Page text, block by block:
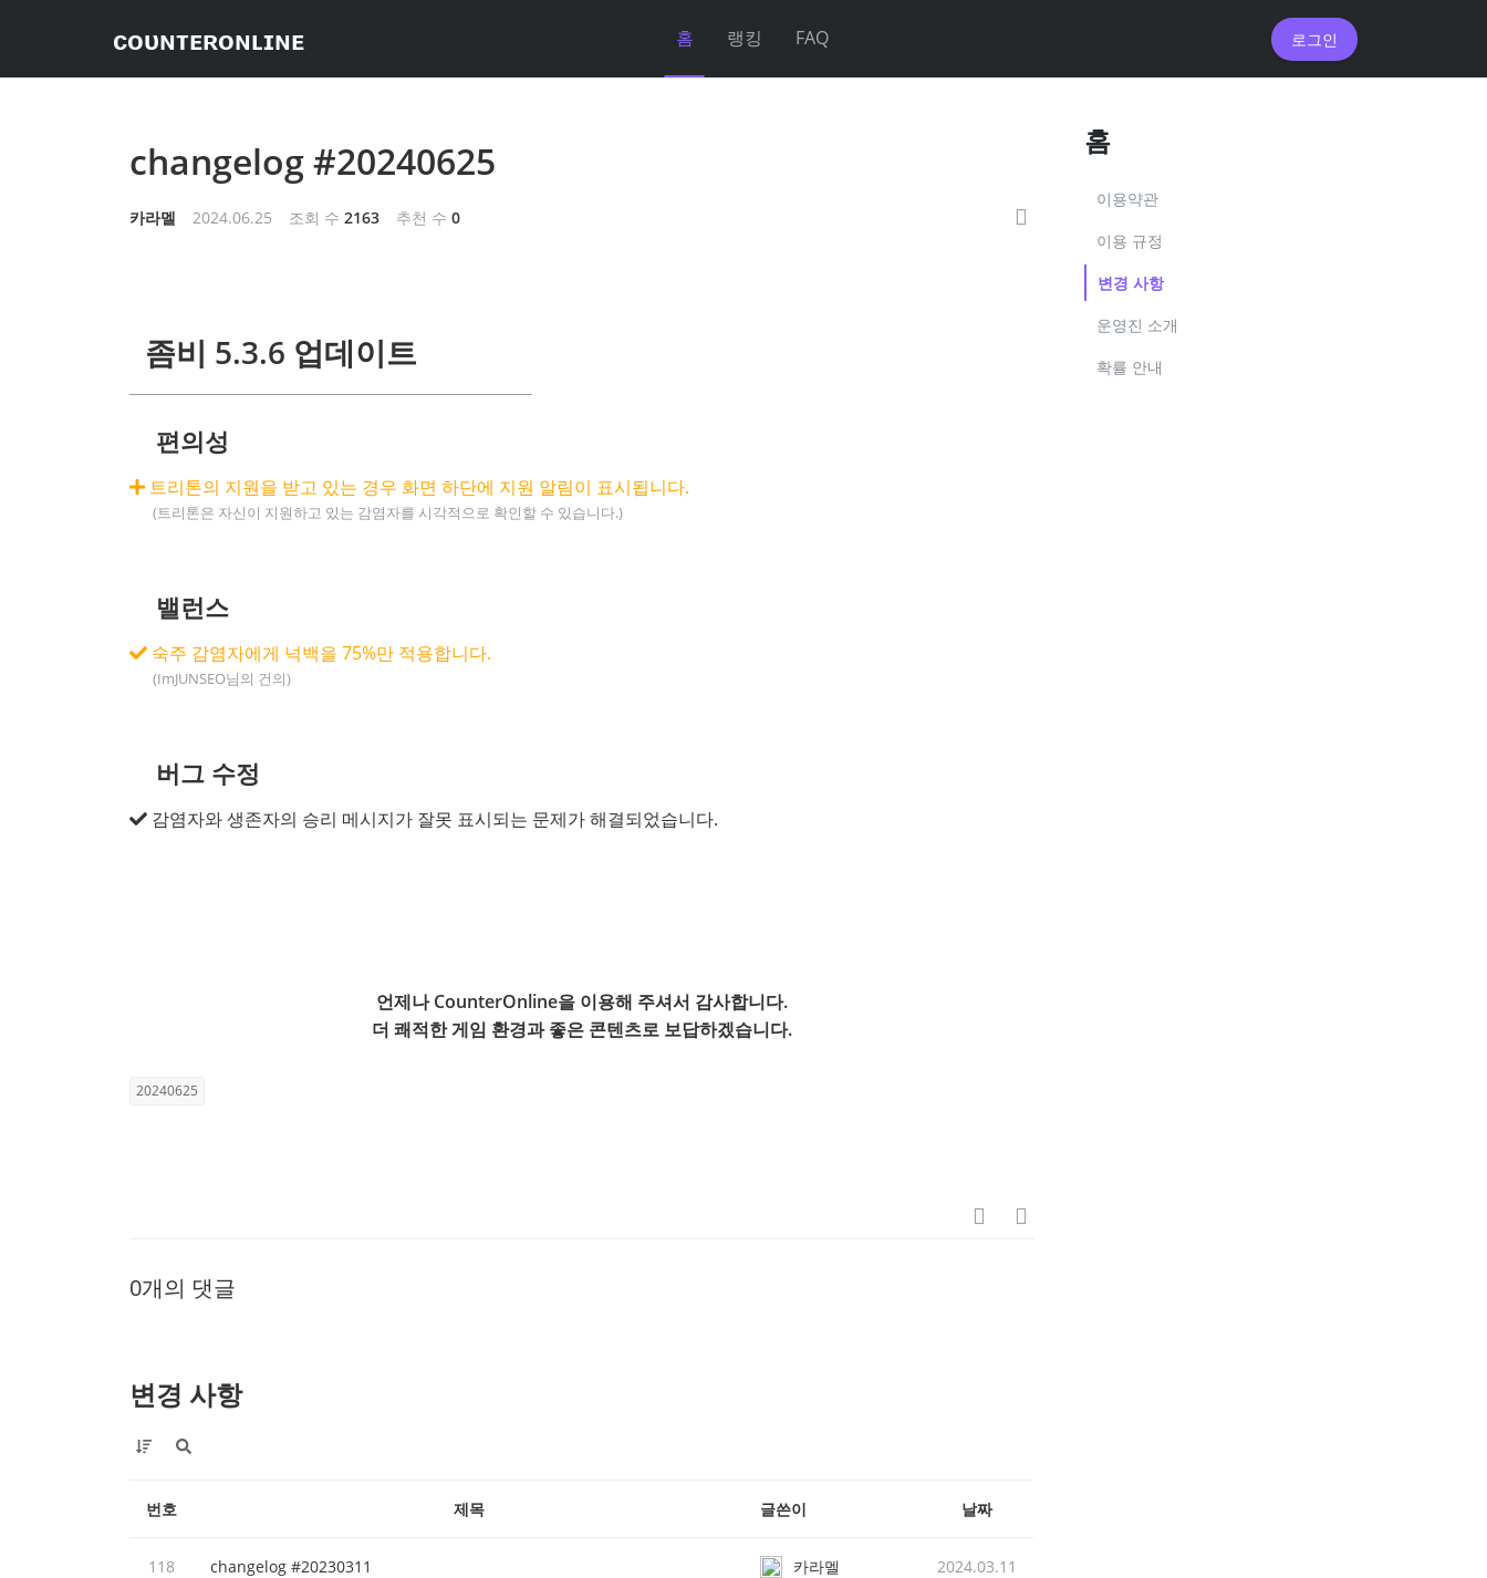
ᴄᴏᴜɴᴛᴇʀᴏɴʟɪɴᴇ 홈 랭킹 FAQ 로그인
changelog #20240625
카라멜 2024.06.25 조회 수 2163 추천 수 0
좀비 5.3.6 업데이트
편의성
트리톤의 지원을 받고 있는 경우 화면 하단에 지원 알림이 표시됩니다.
(트리톤은 자신이 지원하고 있는 감염자를 시각적으로 확인할 수 있습니다.)
밸런스
숙주 감염자에게 넉백을 75%만 적용합니다.
(ImJUNSEO님의 건의)
버그 수정
감염자와 생존자의 승리 메시지가 잘못 표시되는 문제가 해결되었습니다.
언제나 CounterOnline을 이용해 주셔서 감사합니다.
더 쾌적한 게임 환경과 좋은 콘텐츠로 보답하겠습니다.
20240625
0개의 댓글
변경 사항
번호 제목 글쓴이 날짜
118 changelog #20230311 카라멜 2024.03.11
홈
이용약관
이용 규정
변경 사항
운영진 소개
확률 안내